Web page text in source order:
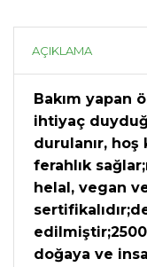
AÇIKLAMA
Bakım yapan
ihtiyaç
durulanır, hoş
ferahlık
helal, vegan
doğaya ve